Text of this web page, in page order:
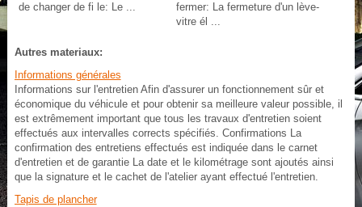
de changer de fi le: Le ...
fermer: La fermeture d'un lève-
vitre él ...
Autres materiaux:
Informations générales
Informations sur l'entretien Afin d'assurer un fonctionnement sûr et
économique du véhicule et pour obtenir sa meilleure valeur possible, il
est extrêmement important que tous les travaux d'entretien soient
effectués aux intervalles corrects spécifiés. Confirmations La
confirmation des entretiens effectués est indiquée dans le carnet
d'entretien et de garantie La date et le kilométrage sont ajoutés ainsi
que la signature et le cachet de l'atelier ayant effectué l'entretien.
Tapis de plancher